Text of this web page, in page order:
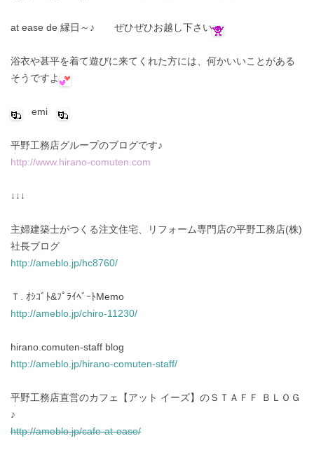
at ease de 縁日～♪ ぜひぜひお越し下さい
浴衣や甚平を着て遊びに来てくれた方には、何かいいことがある
そうですよ
emi
平野工務店グループのブログです♪
http://www.hirano-comuten.com
↓↓↓
主婦建築士がつくる注文住宅、リフォーム専門店の平野工務店(株)
社長ブログ
http://ameblo.jp/hc8760/
Ｔ. ｵｼｺﾞﾄ&ﾌﾟﾗｲﾍﾞｰﾄMemo
http://ameblo.jp/chiro-11230/
hirano.comuten-staff blog
http://ameblo.jp/hirano-comuten-staff/
平野工務店直営のカフェ【アット イーズ】のＳＴＡＦＦ ＢＬＯＧ
♪
http://ameblo.jp/cafe-at-ease/